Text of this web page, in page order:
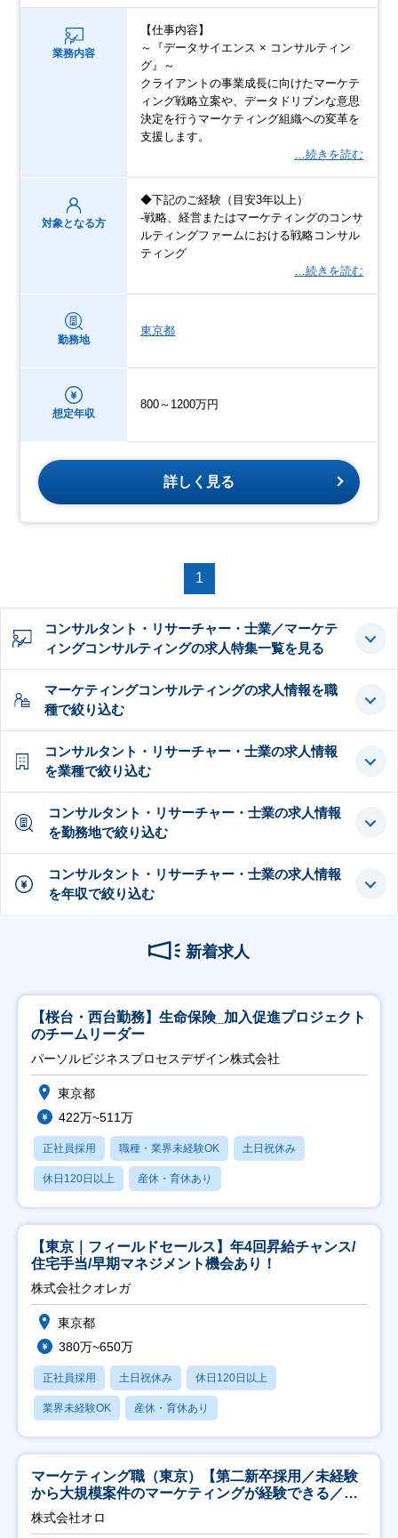
業務内容
【仕事内容】
～『データサイエンス × コンサルティン
グ』～
クライアントの事業成長に向けたマーケテ
ィング戦略立案や、データドリブンな意思
決定を行うマーケティング組織への変革を
支援します。
…続きを読む
対象となる方
◆下記のご経験（目安3年以上）
-戦略、経営またはマーケティングのコンサ
ルティングファームにおける戦略コンサル
ティング
…続きを読む
勤務地
東京都
想定年収
800～1200万円
詳しく見る
1
コンサルタント・リサーチャー・士業／マーケテ
ィングコンサルティングの求人特集一覧を見る
マーケティングコンサルティングの求人情報を職
種で絞り込む
コンサルタント・リサーチャー・士業の求人情報
を業種で絞り込む
コンサルタント・リサーチャー・士業の求人情報
を勤務地で絞り込む
コンサルタント・リサーチャー・士業の求人情報
を年収で絞り込む
新着求人
【桜台・西台勤務】生命保険_加入促進プロジェクト
のチームリーダー
パーソルビジネスプロセスデザイン株式会社
東京都
422万~511万
正社員採用 職種・業界未経験OK 土日祝休み
休日120日以上 産休・育休あり
【東京｜フィールドセールス】年4回昇給チャンス/
住宅手当/早期マネジメント機会あり！
株式会社クオレガ
東京都
380万~650万
正社員採用 土日祝休み 休日120日以上
業界未経験OK 産休・育休あり
マーケティング職（東京）【第二新卒採用／未経験
から大規模案件のマーケティングが経験できる／研
修充実】
株式会社オロ